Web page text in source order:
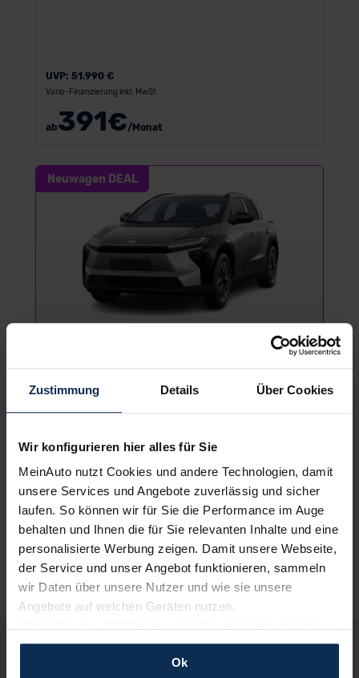
Zustimmung Details Über Cookies
Wir konfigurieren hier alles für Sie
MeinAuto nutzt Cookies und andere Technologien, damit
unsere Services und Angebote zuverlässig und sicher
laufen. So können wir für Sie die Performance im Auge
behalten und Ihnen die für Sie relevanten Inhalte und eine
personalisierte Werbung zeigen. Damit unsere Webseite,
der Service und unser Angebot funktionieren, sammeln
wir Daten über unsere Nutzer und wie sie unsere
Angebote auf welchen Geräten nutzen.
und erlauben uns Cookies für unseren Service zu
verwenden und diese Daten an Dritte weiterzugeben,
Ok
UVP: 51.990 €
Vario-Finanzierung inkl. MwSt.
ab391€/Monat
Neuwagen DEAL
SUV/Geländewagen
49.080 €
Vario-Finanzierung inkl. MwSt.
ab 289€/Monat
Energieverbrauch (kombiniert) 13,9 kWh/100 km, CO₂-Emission